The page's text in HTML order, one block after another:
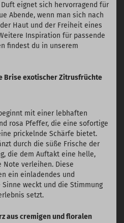
eignet sich hervorragend für
Abende, wenn man sich nach
Haut und der Freiheit eines
Inspiration für passende
findest du in unserem
Brise exotischer Zitrusfrüchte
mit einer lebhaften
rosa Pfeffer, die eine sofortige
prickelnde Schärfe bietet.
durch die süße Frische der
die dem Auftakt eine helle,
verleihen. Diese
ein einladendes und
weckt und die Stimmung
setzt.
aus cremigen und floralen